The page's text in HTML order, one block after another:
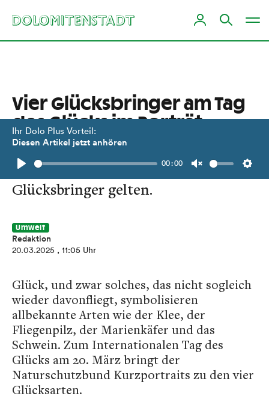
Ihr Dolo Plus Vorteil:
Diesen Artikel jetzt anhören
Play
00:00
Unmute
Vier Glücksbringer am Tag
des Glücks im Porträt
Warum Klee, Fliegenpilz,
Marienkäfer und das Schwein als
Glücksbringer gelten.
Umwelt
Redaktion
20.03.2025 , 11:05 Uhr
Glück, und zwar solches, das nicht sogleich
wieder davonfliegt, symbolisieren
allbekannte Arten wie der Klee, der
Fliegenpilz, der Marienkäfer und das
Schwein. Zum Internationalen Tag des
Glücks am 20. März bringt der
Naturschutzbund Kurzportraits zu den vier
Glücksarten.